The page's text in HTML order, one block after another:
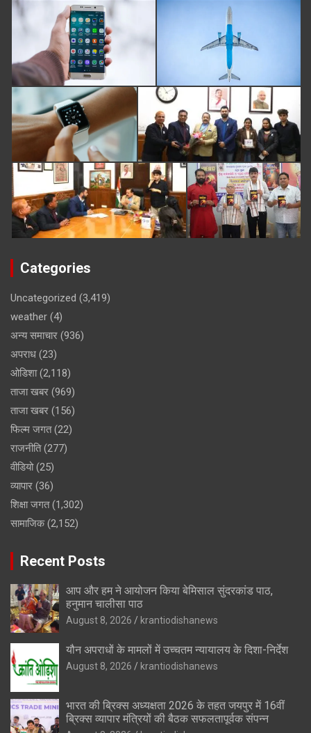
Categories
Uncategorized (3,419)
weather (4)
अन्य समाचार (936)
अपराध (23)
ओडिशा(2,118)
ताजा खबर (969)
ताजा खबर (156)
फिल्म जगत(22)
राजनीति(277)
वीडियो(25)
व्यापार (36)
शिक्षा जगत(1,302)
सामाजिक(2,152)
Recent Posts
आप और हम ने आयोजन किया बेमिसाल सुंदरकांड पाठ,
हनुमान चालीसा पाठ
August 8, 2026 krantiodishanews
यौन अपराधों के मामलों में उच्चतम न्यायालय के दिशा-निर्देश
August 8, 2026 krantiodishanews
भारत की ब्रिक्‍स अध्यक्षता 2026 के तहत जयपुर में 16वीं
ब्रिक्‍स व्यापार मंत्रियों की बैठक सफलतापूर्वक संपन्न